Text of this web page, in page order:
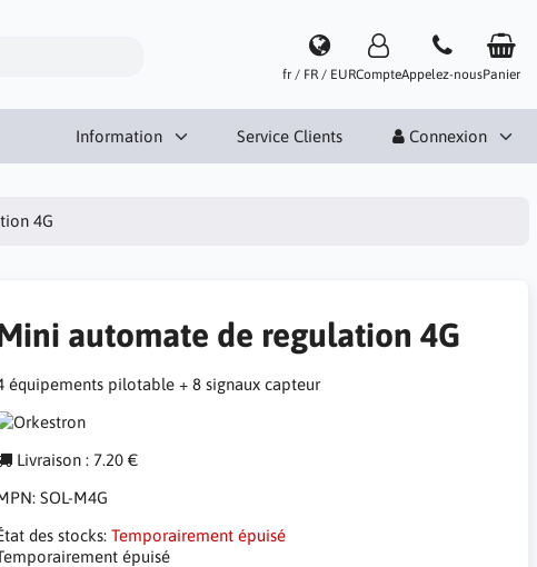
fr / FR / EURCompteAppelez-nousPanier
Information Service Clients Connexion
4G
automate de regulation 4G
équipements pilotable + 8 signaux capteur
Livraison : 7.20 €
SOL-M4G
des stocks: Temporairement épuisé
épuisé